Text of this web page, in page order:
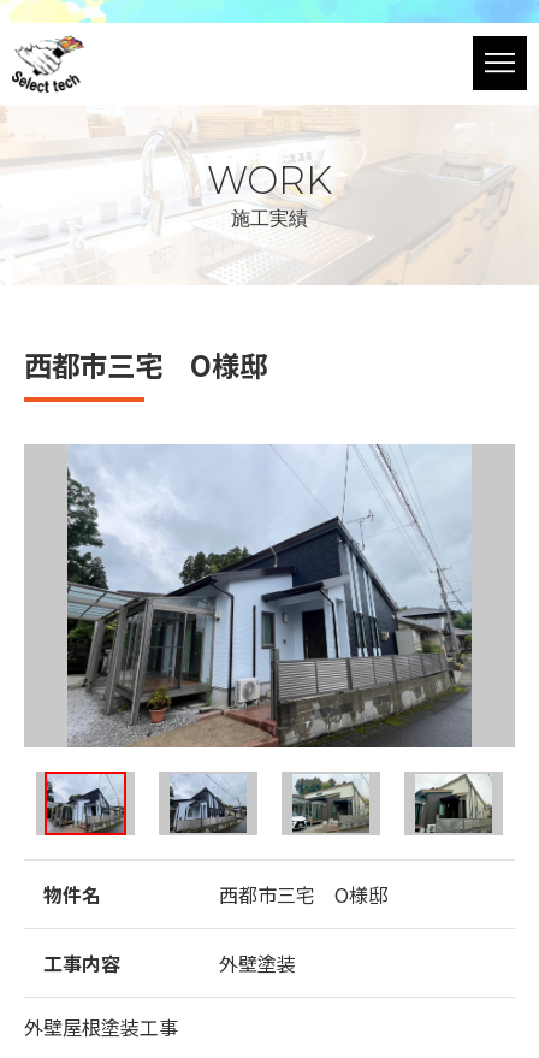
WORK
施工実績
西都市三宅 O様邸
物件名 西都市三宅 O様邸
工事内容 外壁塗装
外壁屋根塗装工事